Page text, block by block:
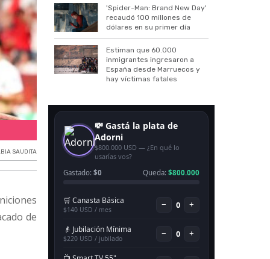
Gol de Salah frente a Nueva Zelanda.
SAUDITA
de
'Spider-Man: Brand New Day'
recaudó 100 millones de
dólares en su primer día
Estiman que 60.000
inmigrantes ingresaron a
España desde Marruecos y
hay víctimas fatales